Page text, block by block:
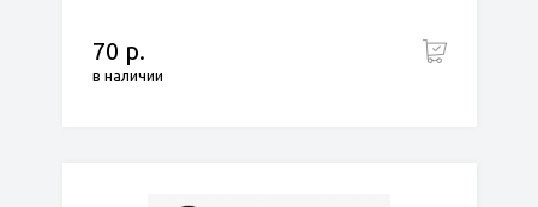
70 р.
в наличии